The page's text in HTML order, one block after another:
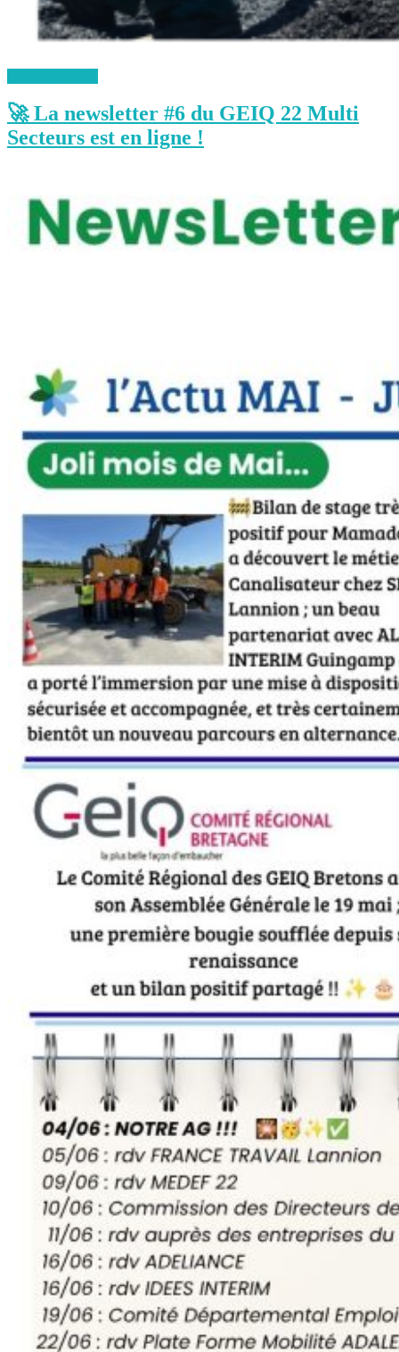
🚀 La newsletter #6 du GEIQ 22 Multi
Secteurs est en ligne !